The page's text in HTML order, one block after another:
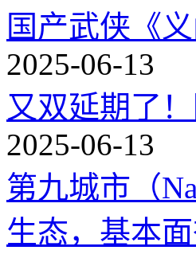
国产武侠《
2025-06-13
又双延期了
2025-06-13
第九城市（
生态，基本